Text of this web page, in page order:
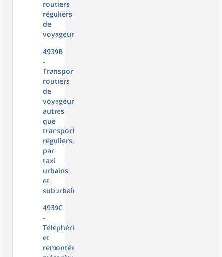
routiers
réguliers
de
voyageurs
4939B
-
Transports
routiers
de
voyageurs
autres
que
transports
réguliers,
par
taxi
urbains
et
suburbains
4939C
-
Téléphériques
et
remontées